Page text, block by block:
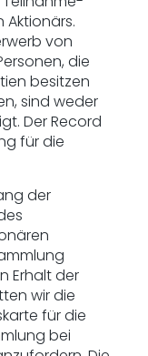
von
die
besitzen
sind weder
Der Record
für die
der
Erhalt der
wir die
für die
bei